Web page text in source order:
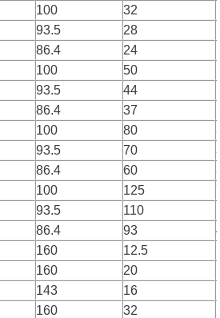
100 32
93.5 28
86.4 24
100 50
93.5 44
86.4 37
100 80
93.5 70
86.4 60
100 125
93.5 110
86.4 93
160 12.5
160 20
143 16
160 32